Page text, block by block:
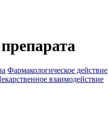
Фармакологическое действие
взаимодействие